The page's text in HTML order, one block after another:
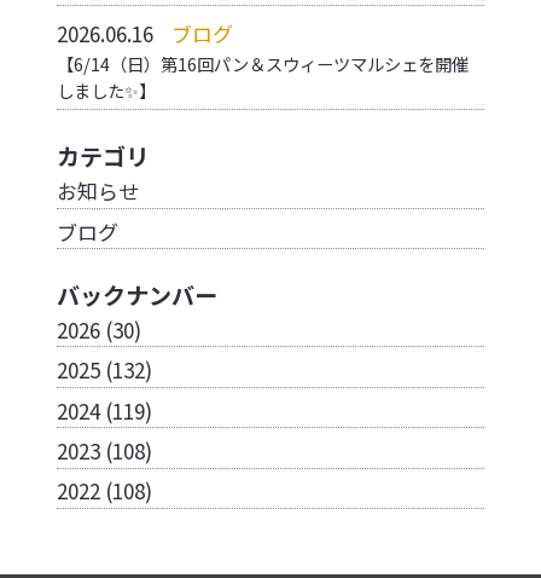
2026.06.16 ブログ
【6/14（日）第16回パン＆スウィーツマルシェを開催
しました✨】
カテゴリ
お知らせ
ブログ
バックナンバー
2026 (30)
2025 (132)
2024(119)
2023 (108)
2022 (108)